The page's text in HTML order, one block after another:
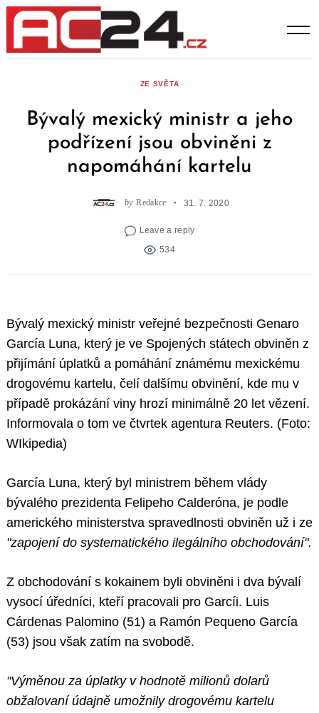
Skip
content
ZE SVĚTA
Bývalý mexický ministr a jeho
podřízení jsou obviněni z
napomáhání kartelu
by Redakce 31. 7. 2020
Leave a reply
534
Bývalý mexický ministr veřejné bezpečnosti Genaro
García Luna, který je ve Spojených státech obviněn z
přijímání úplatků a pomáhání známému mexickému
drogovému kartelu, čelí dalšímu obvinění, kde mu v
případě prokázání viny hrozí minimálně 20 let vězení.
Informovala o tom ve čtvrtek agentura Reuters. (Foto:
WIkipedia)
García Luna, který byl ministrem během vlády
bývalého prezidenta Felipeho Calderóna, je podle
amerického ministerstva spravedlnosti obviněn už i ze
"zapojení do systematického ilegálního obchodování".
Z obchodování s kokainem byli obviněni i dva bývalí
vysocí úředníci, kteří pracovali pro Garcíi. Luis
Cárdenas Palomino (51) a Ramón Pequeno García
(53) jsou však zatím na svobodě.
"Výměnou za úplatky v hodnotě milionů dolarů
obžalovaní údajně umožnily drogovému kartelu